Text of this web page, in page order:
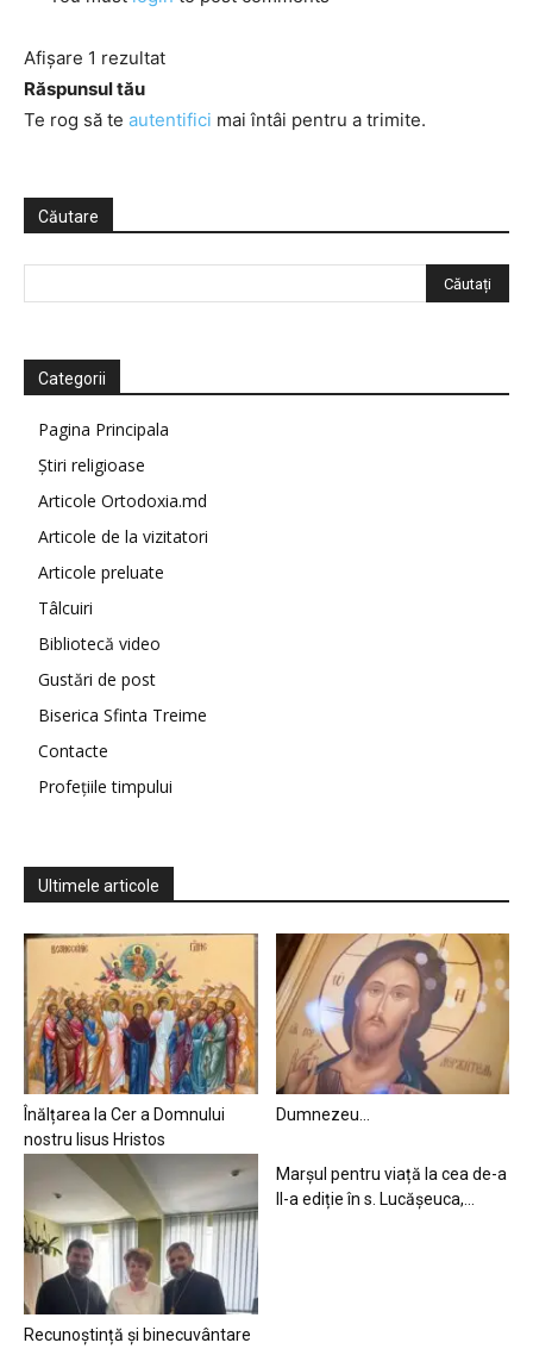
Afișare 1 rezultat
Răspunsul tău
Te rog să te autentifici mai întâi pentru a trimite.
Căutare
Categorii
Pagina Principala
Știri religioase
Articole Ortodoxia.md
Articole de la vizitatori
Articole preluate
Tâlcuiri
Bibliotecă video
Gustări de post
Biserica Sfinta Treime
Contacte
Profețiile timpului
Ultimele articole
Înălțarea la Cer a Domnului
nostru Iisus Hristos
Dumnezeu…
Recunoștință și binecuvântare
Marșul pentru viață la cea de-a
II-a ediție în s. Lucășeuca,...